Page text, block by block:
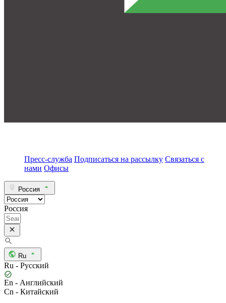
Пресс-служба Подписаться на рассылку Связаться с
нами Офисы
Россия
Россия
Ru
Ru - Русский
En - Английский
Cn - Китайский